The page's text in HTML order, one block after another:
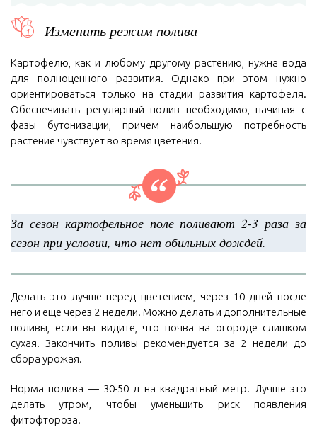
Изменить режим полива
Картофелю, как и любому другому растению, нужна вода
для полноценного развития. Однако при этом нужно
ориентироваться только на стадии развития картофеля.
Обеспечивать регулярный полив необходимо, начиная с
фазы бутонизации, причем наибольшую потребность
растение чувствует во время цветения.
За сезон картофельное поле поливают 2-3 раза за
сезон при условии, что нет обильных дождей.
Делать это лучше перед цветением, через 10 дней после
него и еще через 2 недели. Можно делать и дополнительные
поливы, если вы видите, что почва на огороде слишком
сухая. Закончить поливы рекомендуется за 2 недели до
сбора урожая.
Норма полива — 30-50 л на квадратный метр. Лучше это
делать утром, чтобы уменьшить риск появления
фитофтороза.